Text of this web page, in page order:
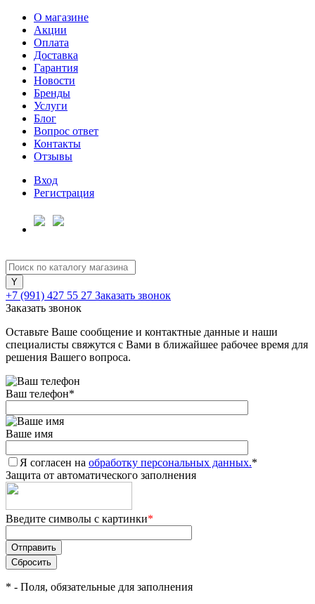
О магазине
Акции
Оплата
Доставка
Гарантия
Новости
Бренды
Услуги
Блог
Вопрос ответ
Контакты
Отзывы
Вход
Регистрация
+7 (991) 427 55 27 Заказать звонок
Заказать звонок
Оставьте Ваше сообщение и контактные данные и наши
специалисты свяжутся с Вами в ближайшее рабочее время для
решения Вашего вопроса.
Ваш телефон*
Ваше имя
Я согласен на обработку персональных данных.*
Защита от автоматического заполнения
Введите символы с картинки*
* - Поля, обязательные для заполнения
Для клиентов всех банков
Разбейте
оплатуна части
без переплат
График платежей
Сегодня
25%
Добавляйте товары
в корзину
Оплачивайте сегодня только
25% картой любого банка
Получайте товар
выбранный способом
Оставшиеся75% будут
списыватьсяс вашей карты
по